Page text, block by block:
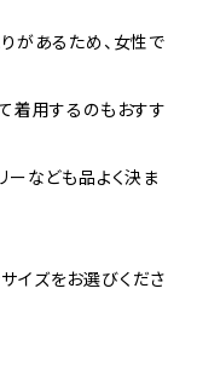
があるため、女性で
着用するのもおすす
ーなども品よく決ま
イズをお選びくださ